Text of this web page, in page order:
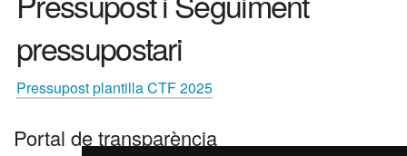
pressupostari
Pressupost plantilla CTF 2025
Portal de transparència